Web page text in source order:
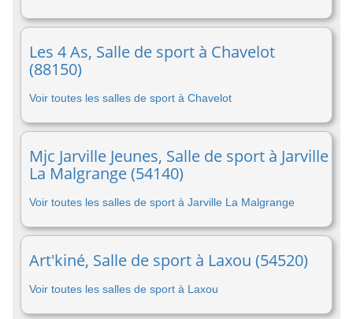
Les 4 As, Salle de sport à Chavelot
(88150)
Voir toutes les salles de sport à Chavelot
Mjc Jarville Jeunes, Salle de sport à Jarville
La Malgrange (54140)
Voir toutes les salles de sport à Jarville La Malgrange
Art'kiné, Salle de sport à Laxou (54520)
Voir toutes les salles de sport à Laxou